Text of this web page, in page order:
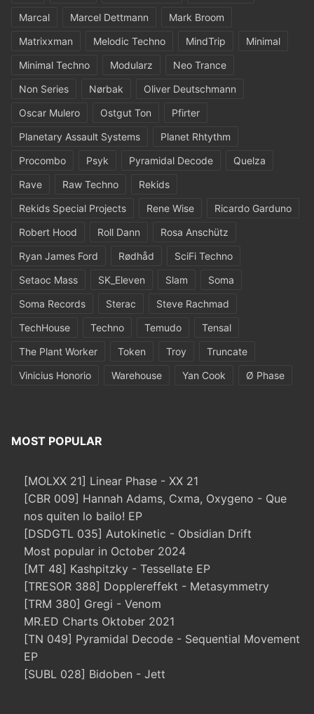
Marcal
Marcel Dettmann
Mark Broom
Matrixxman
Melodic Techno MindTrip
Minimal
Minimal Techno
Modularz
Neo Trance
Non Series
Nørbak
Oliver Deutschmann
Oscar Mulero
Ostgut Ton
Pfirter
Planetary Assault Systems
Planet Rhtythm
Procombo
Psyk Pyramidal Decode
Quelza
Rave
Raw Techno
Rekids
Rekids Special Projects
Rene Wise
Ricardo Garduno
Robert Hood
Roll Dann
Rosa Anschütz
Ryan James Ford
Rødhåd
SciFi Techno
Setaoc Mass
SK_Eleven Slam
Soma
Soma Records
Sterac
Steve Rachmad
TechHouse
Techno Temudo
Tensal
The Plant Worker
Token Troy
Truncate
Vinicius Honorio
Warehouse Yan Cook Ø Phase
MOST POPULAR
[MOLXX 21] Linear Phase - XX 21
[CBR 009] Hannah Adams, Cxma, Oxygeno - Que
nos quiten lo bailo! EP
[DSDGTL 035] Autokinetic - Obsidian Drift
Most popular in October 2024
[MT 48] Kashpitzky - Tessellate EP
[TRESOR 388] Dopplereffekt - Metasymmetry
[TRM 380] Gregi - Venom
MR.ED Charts Oktober 2021
[TN 049] Pyramidal Decode - Sequential Movement
EP
[SUBL 028] Bidoben - Jett